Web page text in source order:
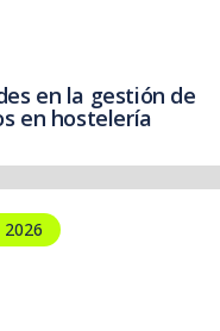
en la gestión de
en hostelería